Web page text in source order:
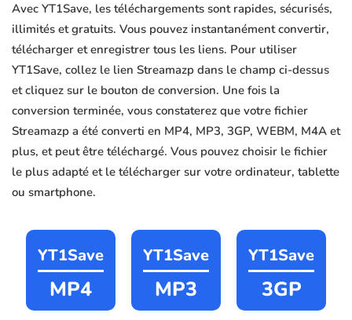
Avec YT1Save, les téléchargements sont rapides, sécurisés,
illimités et gratuits. Vous pouvez instantanément convertir,
télécharger et enregistrer tous les liens. Pour utiliser
YT1Save, collez le lien Streamazp dans le champ ci-dessus
et cliquez sur le bouton de conversion. Une fois la
conversion terminée, vous constaterez que votre fichier
Streamazp a été converti en MP4, MP3, 3GP, WEBM, M4A et
plus, et peut être téléchargé. Vous pouvez choisir le fichier
le plus adapté et le télécharger sur votre ordinateur, tablette
ou smartphone.
YT1Save
MP4
YT1Save
MP3
YT1Save
3GP